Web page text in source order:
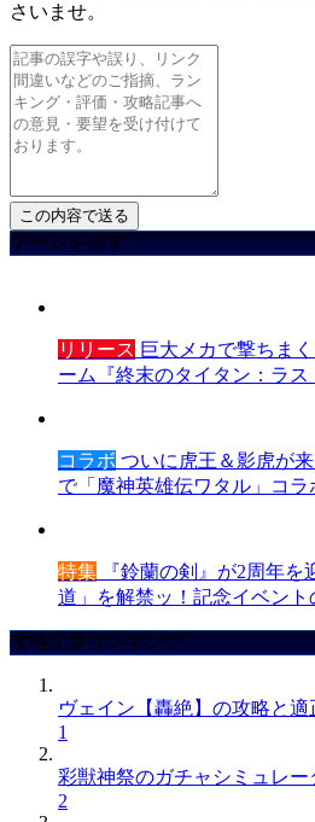
さいませ。
ゲームを探す
リリース 巨大メカで撃ちま
ーム『終末のタイタン：ラス
コラボ ついに虎王＆影虎が
で「魔神英雄伝ワタル」コラ
特集 『鈴蘭の剣』が2周年を
道」を解禁ッ！記念イベント
攻略記事ランキング
ヴェイン【轟絶】の攻略と適
1
彩獣神祭のガチャシミュレー
2